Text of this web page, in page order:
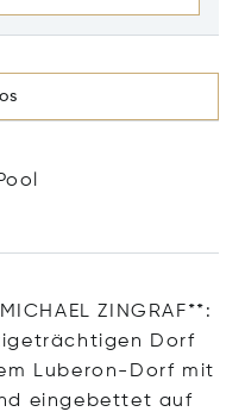
ZINGRAF**:
Dorf
Luberon-Dorf mit
eingebettet auf